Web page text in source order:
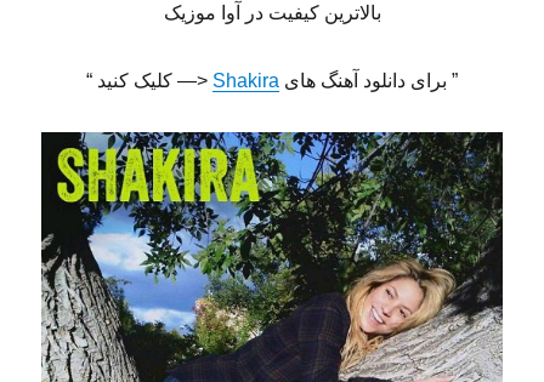
بالاترین کیفیت در آوا موزیک
” برای دانلود آهنگ های Shakira <— کلیک کنید “